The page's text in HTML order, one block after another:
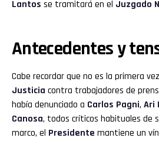
Lantos se tramitará en el Juzgado
Antecedentes y
Cabe recordar que no es la primera
Justicia contra trabajadores de
había denunciado a Carlos Pagni, Ari
Canosa, todos críticos habituales de
marco, el Presidente mantiene un